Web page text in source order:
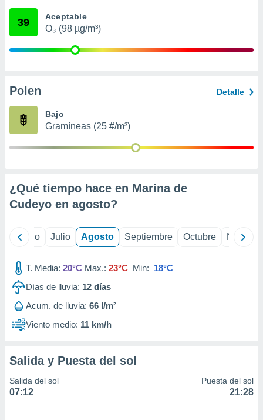
mediante
publicidad
de
39 Aceptable
O₃ (98 µg/m³)
Polen Detalle
Bajo
Gramíneas (25 #/m³)
¿Qué tiempo hace en Marina de
Cudeyo en agosto?
Junio Julio Agosto Septiembre Octubre
T. Media: 20°C Max.: 23°C Min: 18°C
Días de lluvia: 12 días
Acum. de lluvia: 66 l/m²
Viento medio: 11 km/h
Salida y Puesta del sol
Salida del sol
07:12
Puesta del sol
21:28